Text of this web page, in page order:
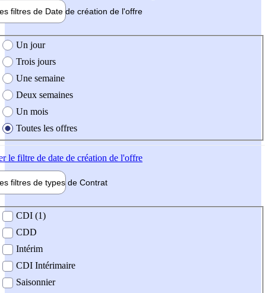
filtres de Date de création de l'offre
création de l'offre
Un jour
Trois jours
Une semaine
Deux semaines
Un mois
Toutes les offres
le filtre de date de création de l'offre
filtres de types de Contrat
contrat
CDI (1)
CDD
Intérim
CDI Intérimaire
Saisonnier